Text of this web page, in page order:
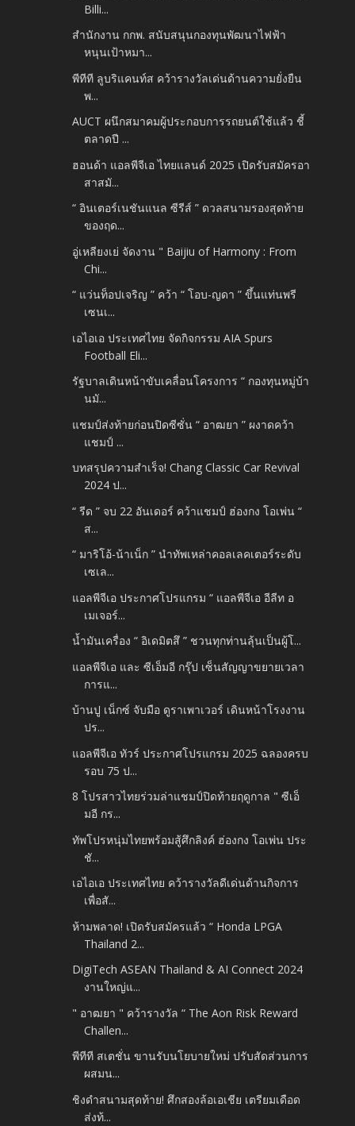
Billi...
สำนักงาน กกพ. สนับสนุนกองทุนพัฒนาไฟฟ้า
หนุนเป้าหมา...
พีทีที ลูบริแคนท์ส คว้ารางวัลเด่นด้านความยั่งยืน
พ...
AUCT ผนึกสมาคมผู้ประกอบการรถยนต์ใช้แล้ว ชี้
ตลาดปี ...
ฮอนด้า แอลพีจีเอ ไทยแลนด์ 2025 เปิดรับสมัครอา
สาสมั...
“ อินเตอร์เนชันแนล ซีรีส์ ” ดวลสนามรองสุดท้าย
ของฤด...
อู่เหลียงเย่ จัดงาน " Baijiu of Harmony : From
Chi...
“ แว่นท็อปเจริญ ” คว้า “ โอบ-ญดา ” ขึ้นแท่นพรี
เซนเ...
เอไอเอ ประเทศไทย จัดกิจกรรม AIA Spurs
Football Eli...
รัฐบาลเดินหน้าขับเคลื่อนโครงการ “ กองทุนหมู่บ้า
นมั...
แชมป์ส่งท้ายก่อนปิดซีซั่น “ อาฒยา ” ผงาดคว้า
แชมป์ ...
บทสรุปความสำเร็จ! Chang Classic Car Revival
2024 ป...
“ รีด ” จบ 22 อันเดอร์ คว้าแชมป์ ฮ่องกง โอเพ่น “
ส...
“ มาริโอ้-น้าเน็ก ” นำทัพเหล่าคอลเลคเตอร์ระดับ
เซเล...
แอลพีจีเอ ประกาศโปรแกรม “ แอลพีจีเอ อีลีท อ
เมเจอร์...
น้ำมันเครื่อง “ อิเดมิตสึ ” ชวนทุกท่านลุ้นเป็นผู้โ...
แอลพีจีเอ และ ซีเอ็มอี กรุ๊ป เซ็นสัญญาขยายเวลา
การแ...
บ้านปู เน็กซ์ จับมือ ดูราเพาเวอร์ เดินหน้าโรงงาน
ปร...
แอลพีจีเอ ทัวร์ ประกาศโปรแกรม 2025 ฉลองครบ
รอบ 75 ป...
8 โปรสาวไทยร่วมล่าแชมป์ปิดท้ายฤดูกาล " ซีเอ็
มอี กร...
ทัพโปรหนุ่มไทยพร้อมสู้ศึกลิงค์ ฮ่องกง โอเพ่น ประ
ชั...
เอไอเอ ประเทศไทย คว้ารางวัลดีเด่นด้านกิจการ
เพื่อสั...
ห้ามพลาด! เปิดรับสมัครแล้ว “ Honda LPGA
Thailand 2...
DigiTech ASEAN Thailand & AI Connect 2024
งานใหญ่แ...
" อาฒยา " คว้ารางวัล “ The Aon Risk Reward
Challen...
พีทีที สเตชั่น ขานรับนโยบายใหม่ ปรับสัดส่วนการ
ผสมน...
ชิงดำสนามสุดท้าย! ศึกสองล้อเอเชีย เตรียมเดือด
ส่งท้...